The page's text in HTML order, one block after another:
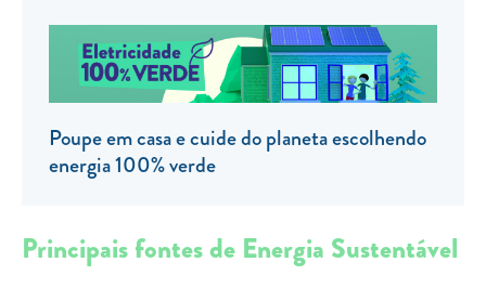
PRÉMIOS
EFICIÊNCIA ENERGÉTICA
FRAUDE E SEGURANÇA
Preços de referência
Política de privacidade
Poupe em casa e cuide do planeta escolhendo
energia 100% verde
Principais fontes de Energia Sustentável